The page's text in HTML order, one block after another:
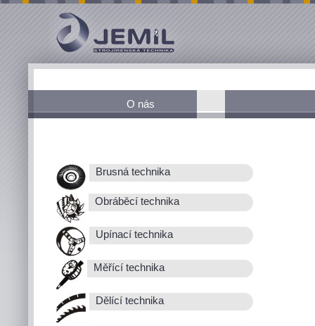
O nás
Brusná technika
Obráběcí technika
Upínací technika
Měřící technika
Dělící technika